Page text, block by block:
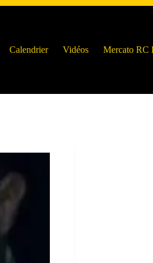
Calendrier Vidéos Mercato RC